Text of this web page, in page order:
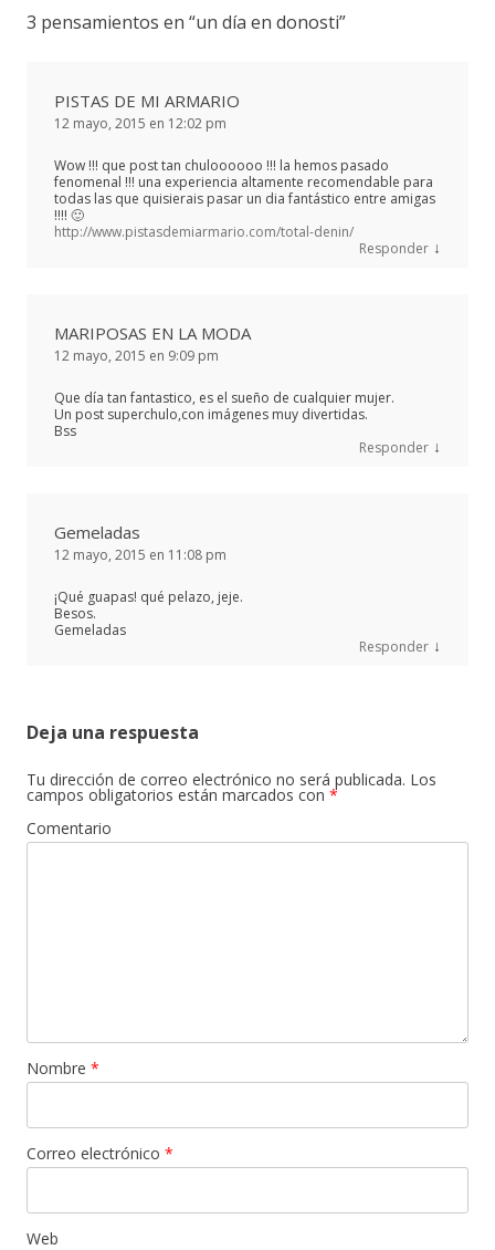
3 pensamientos en “un día en donosti”
PISTAS DE MI ARMARIO
12 mayo, 2015 en 12:02 pm
Wow !!! que post tan chuloooooo !!! la hemos pasado
fenomenal !!! una experiencia altamente recomendable para
todas las que quisierais pasar un dia fantástico entre amigas
!!!! 🙂
http://www.pistasdemiarmario.com/total-denin/
Responder ↓
MARIPOSAS EN LA MODA
12 mayo, 2015 en 9:09 pm
Que día tan fantastico, es el sueño de cualquier mujer.
Un post superchulo,con imágenes muy divertidas.
Bss
Responder ↓
Gemeladas
12 mayo, 2015 en 11:08 pm
¡Qué guapas! qué pelazo, jeje.
Besos.
Gemeladas
Responder ↓
Deja una respuesta
Tu dirección de correo electrónico no será publicada. Los
campos obligatorios están marcados con *
Comentario
Nombre *
Correo electrónico *
Web